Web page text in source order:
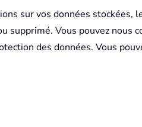
sur vos données
Vous pouvez
des données. Vous